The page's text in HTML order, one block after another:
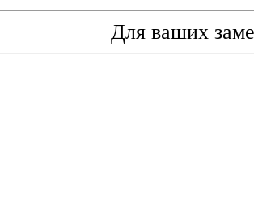
Для ваших